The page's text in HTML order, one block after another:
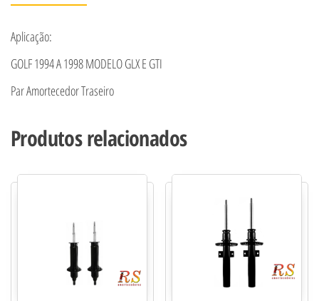
Aplicação:
GOLF 1994 A 1998 MODELO GLX E GTI
Par Amortecedor Traseiro
Produtos relacionados